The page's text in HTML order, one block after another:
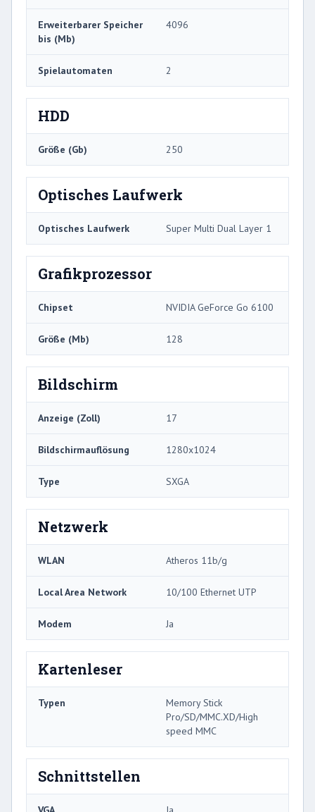
Erweiterbarer Speicher
bis (Mb)
4096
Spielautomaten 2
HDD
Größe (Gb) 250
Optisches Laufwerk
Optisches Laufwerk Super Multi Dual Layer 1
Grafikprozessor
Chipset NVIDIA GeForce Go 6100
Größe (Mb) 128
Bildschirm
Anzeige (Zoll) 17
Bildschirmauflösung 1280x1024
Type SXGA
Netzwerk
WLAN Atheros 11b/g
Local Area Network 10/100 Ethernet UTP
Modem Ja
Kartenleser
Typen
Memory Stick
Pro/SD/MMC.XD/High
speed MMC
Schnittstellen